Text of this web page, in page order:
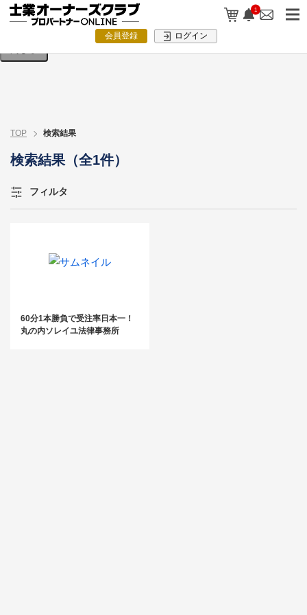
1
会員登録 ログイン
検索条件を入力してください。
TOP 検索結果
検索結果（全1件）
フィルタ
60分1本勝負で受注率日本一！
丸の内ソレイユ法律事務所